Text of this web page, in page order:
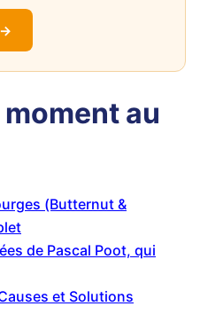
au
(Butternut &
de Pascal Poot, qui
et Solutions